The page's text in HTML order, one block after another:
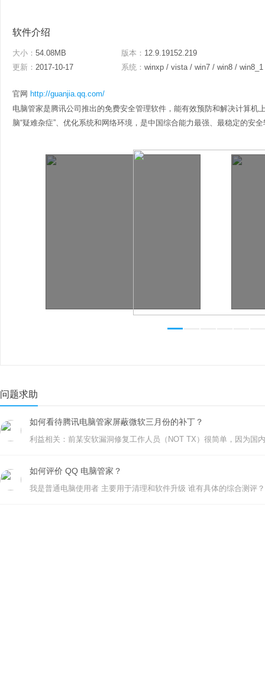
软件介绍
大小： 54.08MB 版本： 12.9.19152.219
更新： 2017-10-17 系统： winxp / vista / win7 / win8 / win8_1
官网 http://guanjia.qq.com/
电脑管家是腾讯公司推出的免费安全管理软件，能有效预防和解决计算机
脑“疑难杂症”、优化系统和网络环境，是中国综合能力最强、最稳定的安
问题求助
如何看待腾讯电脑管家屏蔽微软三月份的补丁？
如何评价 QQ 电脑管家？